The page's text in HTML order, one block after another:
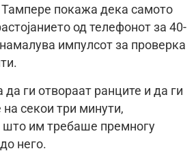
Тампере покажа дека самото
од телефонот за 40-
импулсот за проверка
ги отвораат ранците и да ги
секои три минути,
што им требаше премногу
него.